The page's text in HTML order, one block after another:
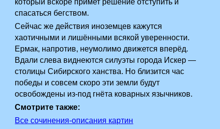
который вскоре примет решение отступить и
спасаться бегством.
Сейчас же действия иноземцев кажутся
хаотичными и лишёнными всякой уверенности.
Ермак, напротив, неумолимо движется вперёд.
Вдали слева виднеются силуэты города Искер —
столицы Сибирского ханства. Но близится час
победы и совсем скоро эти земли будут
освобождены из-под гнёта коварных язычников.
Смотрите также:
Все сочинения-описания картин